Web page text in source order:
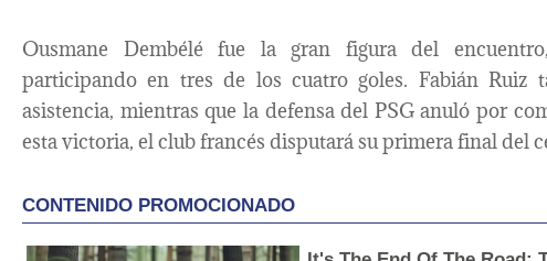
Ousmane Dembélé fue la gran figura del
participando en tres de los cuatro goles. Fabián
asistencia, mientras que la defensa del PSG anuló por
esta victoria, el club francés disputará su primera final del